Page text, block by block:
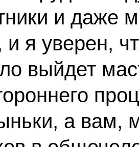
и даже
и я уверен,
выйдет
а вам,